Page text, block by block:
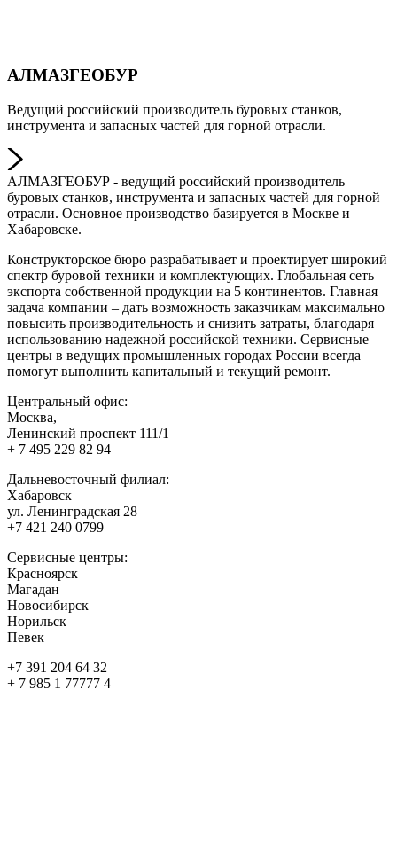
АЛМАЗГЕОБУР
Ведущий российский производитель буровых станков,
инструмента и запасных частей для горной отрасли.
АЛМАЗГЕОБУР - ведущий российский производитель
буровых станков, инструмента и запасных частей для горной
отрасли. Основное производство базируется в Москве и
Хабаровске.
Конструкторское бюро разрабатывает и проектирует широкий
спектр буровой техники и комплектующих. Глобальная сеть
экспорта собственной продукции на 5 континентов. Главная
задача компании – дать возможность заказчикам максимально
повысить производительность и снизить затраты, благодаря
использованию надежной российской техники. Сервисные
центры в ведущих промышленных городах России всегда
помогут выполнить капитальный и текущий ремонт.
Центральный офис:
Москва,
Ленинский проспект 111/1
+ 7 495 229 82 94
Дальневосточный филиал:
Хабаровск
ул. Ленинградская 28
+7 421 240 0799
Сервисные центры:
Красноярск
Магадан
Новосибирск
Норильск
Певек
+7 391 204 64 32
+ 7 985 1 77777 4